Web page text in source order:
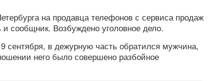
на продавца телефонов с сервиса продаж
сообщник. Возбуждено уголовное дело.
сентября, в дежурную часть обратился мужчина,
него было совершено разбойное